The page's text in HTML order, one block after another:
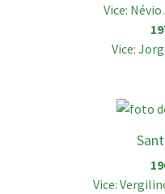
Vice:
Vice:
Vice: